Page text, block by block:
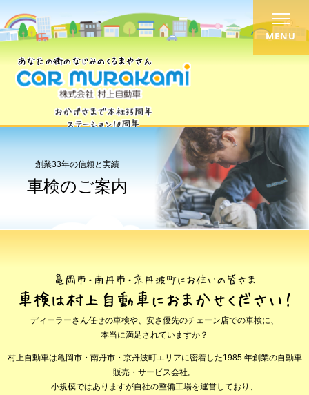
MENU
創業33年の信頼と実績
車検のご案内
ディーラーさん任せの車検や、安さ優先のチェーン店での車検に、
本当に満足されていますか？
村上自動車は亀岡市・南丹市・京丹波町エリアに密着した1985 年創業の自動車
販売・サービス会社。
小規模ではありますが自社の整備工場を運営しており、